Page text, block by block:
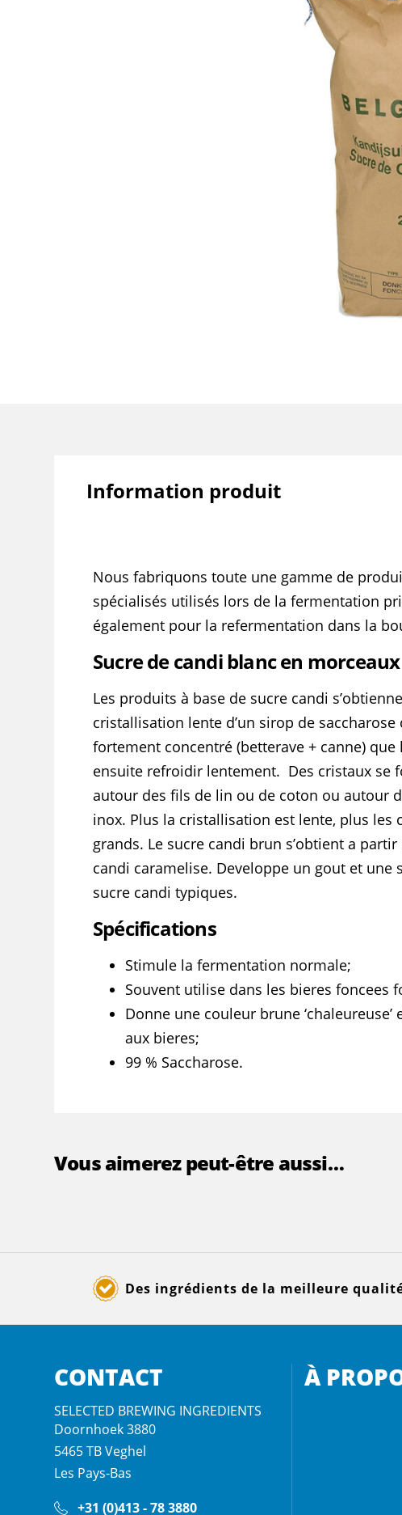
Information produit
Nous fabriquons toute une gamme de
spécialisés utilisés lors de la fermentation
également pour la refermentation dans la
Sucre de candi blanc en morceaux
Les produits à base de sucre candi
cristallisation lente d’un sirop de saccharose
fortement concentré (betterave + canne) que
ensuite refroidir lentement. Des cristaux se
autour des fils de lin ou de coton ou autour
inox. Plus la cristallisation est lente, plus les
grands. Le sucre candi brun s’obtient a partir
candi caramelise. Developpe un gout et une
sucre candi typiques.
Spécifications
Stimule la fermentation normale;
Souvent utilise dans les bieres foncees
Donne une couleur brune ‘chaleureuse’
aux bieres;
99 % Saccharose.
Vous aimerez peut-être aussi…
Des ingrédients de la meilleure
CONTACT
SELECTED BREWING INGREDIENTS
Doornhoek 3880
5465 TBVeghel
Les Pays-Bas
+31 (0)413 - 78 3880
À